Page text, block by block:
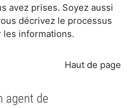
avez prises. Soyez aussi
décrivez le processus
informations.
Haut de page
agent de